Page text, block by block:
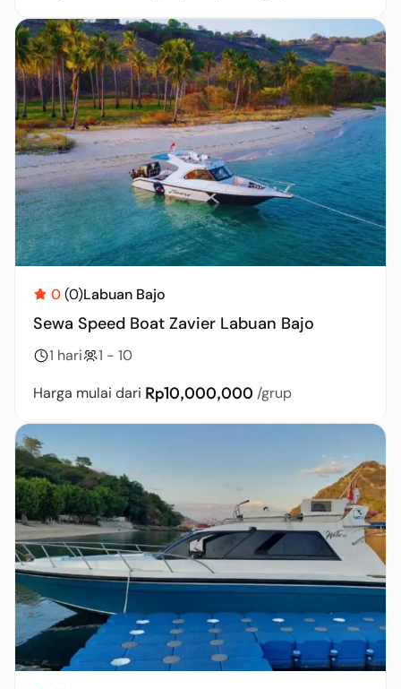
0(0)Labuan Bajo
Sewa Speed Boat Zavier Labuan Bajo
1 hari
1 - 10
Harga mulai dari Rp10,000,000 /grup